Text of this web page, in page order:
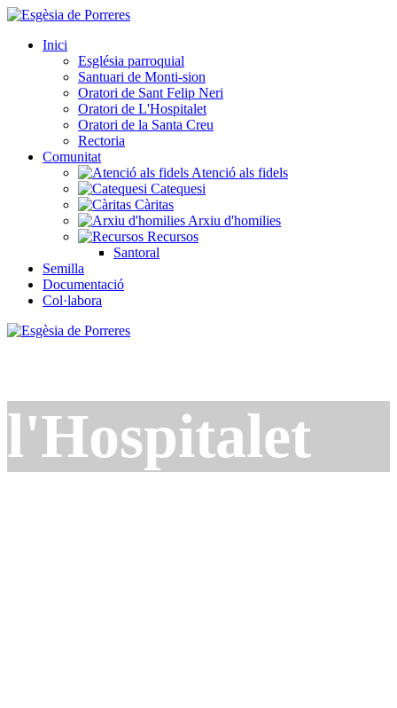
Inici
Església parroquial
Santuari de Monti-sion
Oratori de Sant Felip Neri
Oratori de L'Hospitalet
Oratori de la Santa Creu
Rectoria
Comunitat
Atenció als fidels
Catequesi
Càritas
Arxiu d'homilies
Recursos
Santoral
Semilla
Documentació
Col·labora
l'Hospitalet